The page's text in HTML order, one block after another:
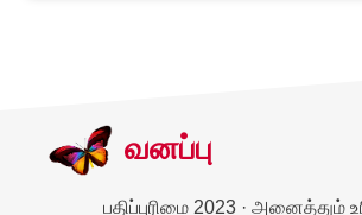
வனப்பு
பதிப்புரிமை 2023 · அனைத்தும்